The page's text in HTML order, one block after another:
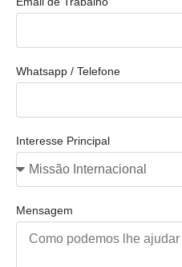
Whatsapp / Telefone
Interesse Principal
Mensagem